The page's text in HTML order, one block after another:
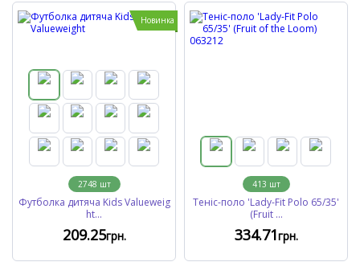
Новинка
2748 шт
Футболка дитяча Kids Valueweig
ht...
209.25грн.
413 шт
Теніс-поло 'Lady-Fit Polo 65/35'
(Fruit ...
334.71грн.